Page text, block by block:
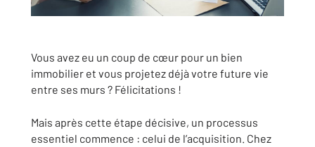
Vous avez eu un coup de cœur pour un bien
immobilier et vous projetez déjà votre future vie
entre ses murs ? Félicitations !
Mais après cette étape décisive, un processus
essentiel commence : celui de l’acquisition. Chez